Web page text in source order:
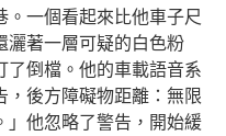
。一個看起來比他車子尺
灑著一層可疑的白色粉
了倒檔。他的車載語音系
，後方障礙物距離：無限
」他忽略了警告，開始緩